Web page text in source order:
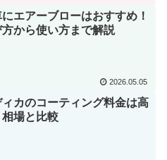
エアーブローはおすすめ！
から使い方まで解説
2026.05.05
カのコーティング料金は高
相場と比較